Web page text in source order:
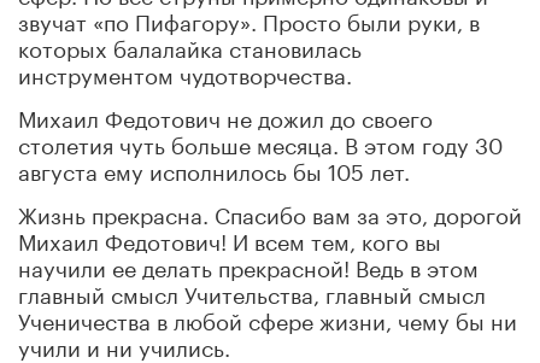
звучат «по Пифагору». Просто были руки, в
которых балалайка становилась
инструментом чудотворчества.
Михаил Федотович не дожил до своего
столетия чуть больше месяца. В этом году 30
августа ему исполнилось бы 105 лет.
Жизнь прекрасна. Спасибо вам за это, дорогой
Михаил Федотович! И всем тем, кого вы
научили ее делать прекрасной! Ведь в этом
главный смысл Учительства, главный смысл
Ученичества в любой сфере жизни, чему бы ни
учили и ни учились.